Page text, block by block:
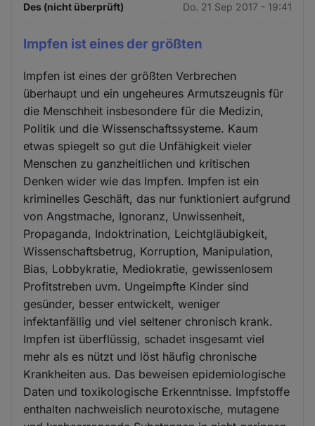
Des (nicht überprüft) Do. 21 Sep 2017 - 19:41
Impfen ist eines der größten
Impfen ist eines der größten Verbrechen
überhaupt und ein ungeheures Armutszeugnis für
die Menschheit insbesondere für die Medizin,
Politik und die Wissenschaftssysteme. Kaum
etwas spiegelt so gut die Unfähigkeit vieler
Menschen zu ganzheitlichen und kritischen
Denken wider wie das Impfen. Impfen ist ein
kriminelles Geschäft, das nur funktioniert aufgrund
von Angstmache, Ignoranz, Unwissenheit,
Propaganda, Indoktrination, Leichtgläubigkeit,
Wissenschaftsbetrug, Korruption, Manipulation,
Bias, Lobbykratie, Mediokratie, gewissenlosem
Profitstreben uvm. Ungeimpfte Kinder sind
gesünder, besser entwickelt, weniger
infektanfällig und viel seltener chronisch krank.
Impfen ist überflüssig, schadet insgesamt viel
mehr als es nützt und löst häufig chronische
Krankheiten aus. Das beweisen epidemiologische
Daten und toxikologische Erkenntnisse. Impfstoffe
enthalten nachweislich neurotoxische, mutagene